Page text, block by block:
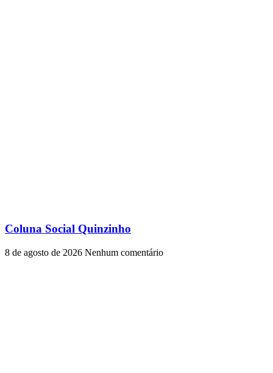
Coluna Social Quinzinho
8 de agosto de 2026 Nenhum comentário